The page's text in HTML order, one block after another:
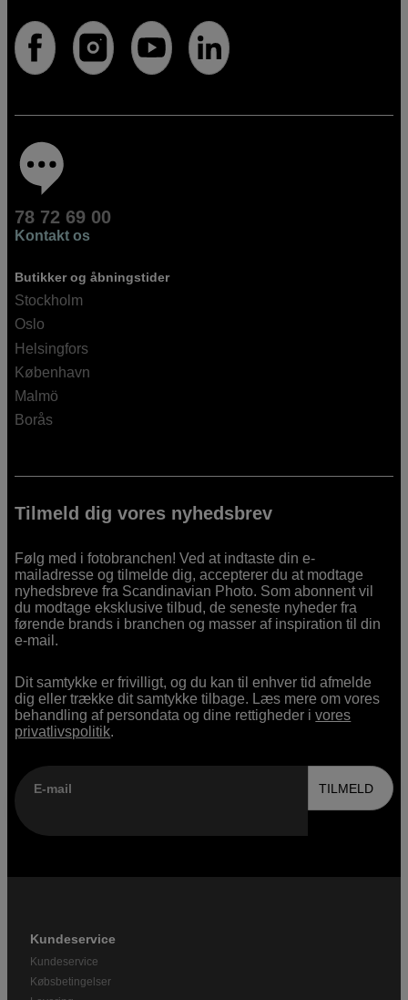
78 72 69 00
Kontakt os
Butikker og åbningstider
Stockholm
Oslo
Helsingfors
København
Malmö
Borås
Tilmeld dig vores nyhedsbrev
Følg med i fotobranchen! Ved at indtaste din e-
mailadresse og tilmelde dig, accepterer du at modtage
nyhedsbreve fra Scandinavian Photo. Som abonnent vil
du modtage eksklusive tilbud, de seneste nyheder fra
førende brands i branchen og masser af inspiration til din
e-mail.
Dit samtykke er frivilligt, og du kan til enhver tid afmelde
dig eller trække dit samtykke tilbage. Læs mere om vores
behandling af persondata og dine rettigheder ivores
privatlivspolitik.
E-mail TILMELD
Kundeservice
Kundeservice
Købsbetingelser